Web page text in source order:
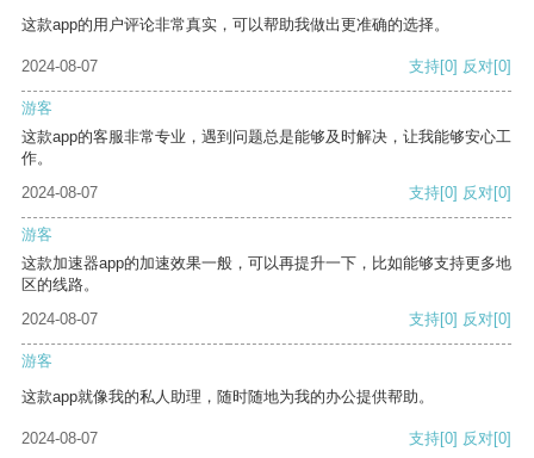
这款app的用户评论非常真实，可以帮助我做出更准确的选择。
2024-08-07 支持[0] 反对[0]
游客
这款app的客服非常专业，遇到问题总是能够及时解决，让我能够安心工
作。
2024-08-07
支持[0] 反对[0]
游客
这款加速器app的加速效果一般，可以再提升一下，比如能够支持更多地
区的线路。
2024-08-07
支持[0] 反对[0]
游客
这款app就像我的私人助理，随时随地为我的办公提供帮助。
2024-08-07 支持[0] 反对[0]